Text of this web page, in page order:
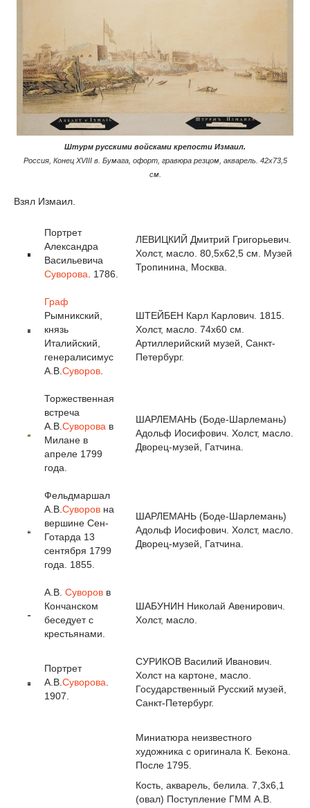
Штурм русскими войсками крепости Измаил.
Россия, Конец XVIII в. Бумага, офорт, гравюра резцом, акварель. 42х73,5
см.
Взял Измаил.
Портрет
Александра
Васильевича
Суворова . 1786.
ЛЕВИЦКИЙ Дмитрий Григорьевич.
Холст, масло. 80,5x62,5 см. Музей
Тропинина, Москва.
Граф
Рымникский,
князь
Италийский,
генералисимус
А.В. Суворов
ШТЕЙБЕН Карл Карлович. 1815.
Холст, масло. 74x60 см.
Артиллерийский музей, Санкт-
Петербург.
Торжественная
встреча
А.В. Суворова в
Милане в
апреле 1799
года.
ШАРЛЕМАНЬ (Боде-Шарлемань)
Адольф Иосифович. Холст, масло.
Дворец-музей, Гатчина.
Фельдмаршал
А.В. Суворов на
вершине Сен-
Готарда 13
сентября 1799
года. 1855.
ШАРЛЕМАНЬ (Боде-Шарлемань)
Адольф Иосифович. Холст, масло.
Дворец-музей, Гатчина.
А.В. Суворов в
Кончанском
беседует с
крестьянами.
ШАБУНИН Николай Авенирович.
Холст, масло.
Портрет
А.В. Суворова
1907.
СУРИКОВ Василий Иванович.
Холст на картоне, масло.
Государственный Русский музей,
Санкт-Петербург.
Миниатюра неизвестного
художника с оригинала К. Бекона.
После 1795.
Кость, акварель, белила. 7,3x6,1
(овал) Поступление ГММ A.B.